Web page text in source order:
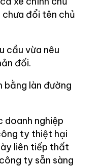
đổi tên chủ
cầu vừa nêu
đối.
bằng làn đường
doanh nghiệp
ty thiệt hại
liên tiếp thất
ty sẵn sàng